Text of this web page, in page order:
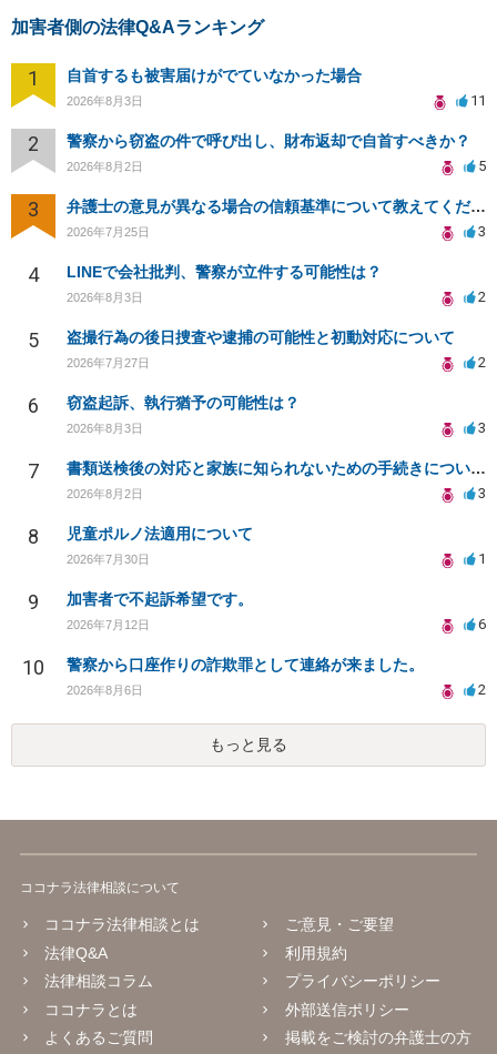
加害者側の法律Q&Aランキング
1 自首するも被害届けがでていなかった場合
2026年8月3日 11
2 警察から窃盗の件で呼び出し、財布返却で自首すべきか？
2026年8月2日 5
3 弁護士の意見が異なる場合の信頼基準について教えてください
2026年7月25日 3
4 LINEで会社批判、警察が立件する可能性は？
2026年8月3日 2
5 盗撮行為の後日捜査や逮捕の可能性と初動対応について
2026年7月27日 2
6 窃盗起訴、執行猶予の可能性は？
2026年8月3日 3
7 書類送検後の対応と家族に知られないための手続きについて相談
2026年8月2日 3
8 児童ポルノ法適用について
2026年7月30日 1
9 加害者で不起訴希望です。
2026年7月12日 6
10 警察から口座作りの詐欺罪として連絡が来ました。
2026年8月6日 2
もっと見る
ココナラ法律相談について
ココナラ法律相談とは
法律Q&A
法律相談コラム
ココナラとは
よくあるご質問
ご意見・ご要望
利用規約
プライバシーポリシー
外部送信ポリシー
掲載をご検討の弁護士の方